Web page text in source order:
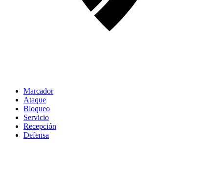
Marcador
Ataque
Bloqueo
Servicio
Recepción
Defensa